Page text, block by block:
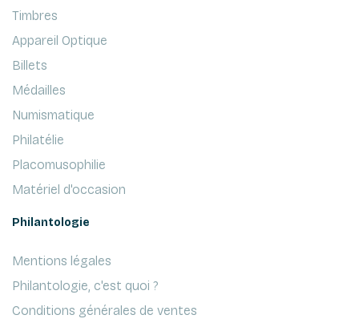
Timbres
Appareil Optique
Billets
Médailles
Numismatique
Philatélie
Placomusophilie
Matériel d'occasion
Philantologie
Mentions légales
Philantologie, c'est quoi ?
Conditions générales de ventes